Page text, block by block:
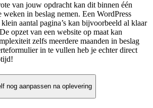
van jouw opdracht kan dit binnen één
in beslag nemen. Een WordPress
aantal pagina’s kan bijvoorbeeld al klaar
opzet van een website op maat kan
zelfs meerdere maanden in beslag
in te vullen heb je echter direct
nog aanpassen na oplevering